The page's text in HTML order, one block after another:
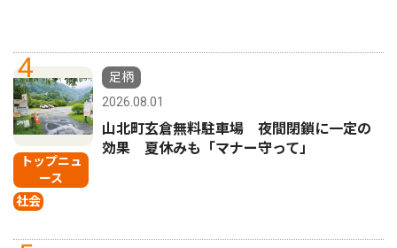
4
トップニュ
ース
社会
足柄
2026.08.01
山北町玄倉無料駐車場 夜間閉鎖に一定の
効果 夏休みも「マナー守って」